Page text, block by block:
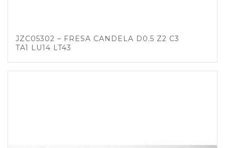
JZC05302 – FRESA CANDELA D0.5 Z2 C3
TA1 LU14 LT43